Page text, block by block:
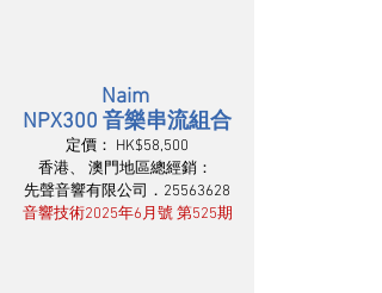
Naim
NPX300 音樂串流組合
定價： HK$58,500
香港、 澳門地區總經銷：
先聲音響有限公司．25563628
音響技術2025年6月號 第525期